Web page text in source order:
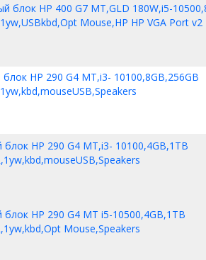
блок HP 400 G7 MT,GLD 180W,i5-
Mouse,HP HP VGA Port v2
HP 290 G4 MT,i3- 10100,8GB,256GB
HP 290 G4 MT,i3- 10100,4GB,1TB
HP 290 G4 MT i5-10500,4GB,1TB
Mouse,Speakers